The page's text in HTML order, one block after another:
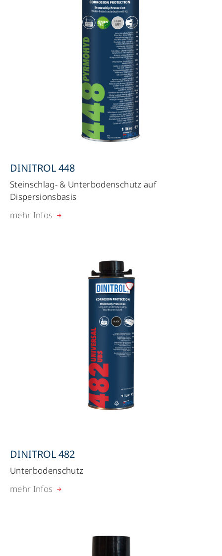
DINITROL 448
Steinschlag- & Unterbodenschutz auf
Dispersionsbasis
mehr Infos
DINITROL 482
Unterbodenschutz
mehr Infos